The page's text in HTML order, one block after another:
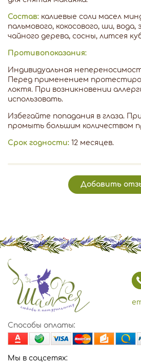
Состав: калиевые соли масел
пальмового, кокосового, ши,
чайного дерева, сосны, литсея
Противопоказания:
Индивидуальная
Перед применением
локтя. При возникновении
использовать.
Избегайте попадания в глаза.
промыть большим количеством
Срок годности: 12 месяцев.
Добавить
Способы оплаты:
Мы в соцсетях: